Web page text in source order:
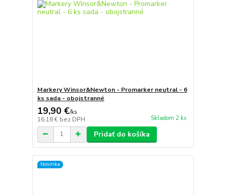
Markery Winsor&Newton - Promarker neutral - 6
ks sada - obojstranné
19,90 €/ks
16,18 € bez DPH Skladom 2 ks
Pridať do košíka
Novinka